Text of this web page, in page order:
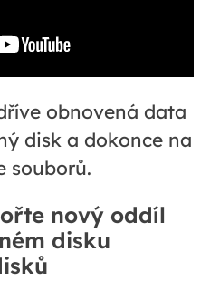
obnovená data
disk a dokonce na
souborů.
nový oddíl
disku